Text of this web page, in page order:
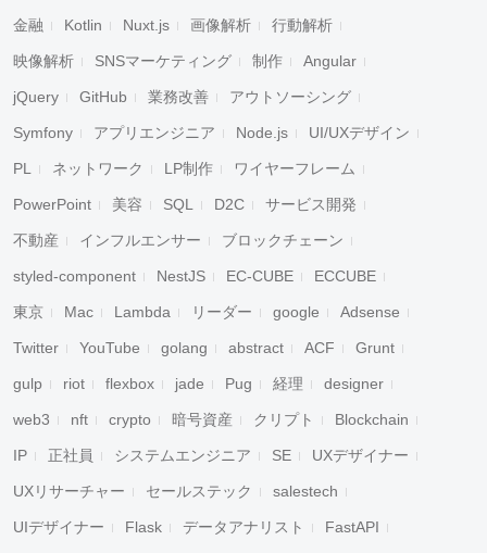
金融 Kotlin Nuxt.js 画像解析 行動解析
映像解析 SNSマーケティング 制作 Angular
jQuery GitHub 業務改善 アウトソーシング
Symfony アプリエンジニア Node.js UI/UXデザイン
PL ネットワーク LP制作 ワイヤーフレーム
PowerPoint 美容 SQL D2C サービス開発
不動産 インフルエンサー ブロックチェーン
styled-component NestJS EC-CUBE ECCUBE
東京 Mac Lambda リーダー google Adsense
Twitter YouTube golang abstract ACF Grunt
gulp riot flexbox jade Pug 経理 designer
web3 nft crypto 暗号資産 クリプト Blockchain
IP 正社員 システムエンジニア SE UXデザイナー
UXリサーチャー セールステック salestech
UIデザイナー Flask データアナリスト FastAPI